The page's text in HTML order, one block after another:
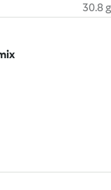
30.8 g